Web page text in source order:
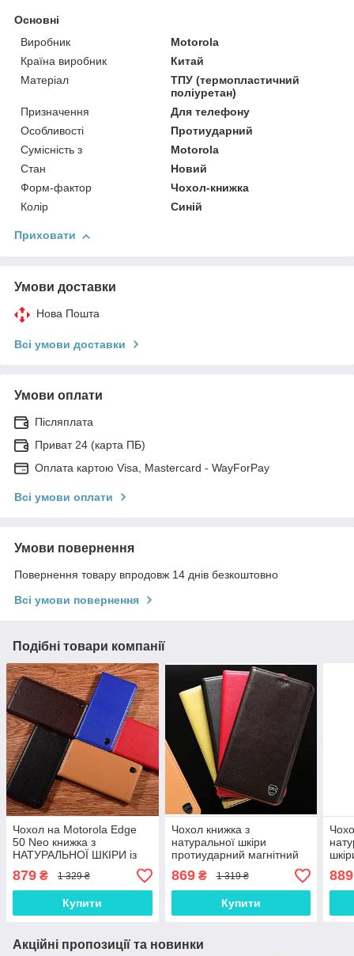
Основні
Виробник
Motorola
Країна виробник
Китай
Матеріал
ТПУ (термопластичний
поліуретан)
Призначення
Для телефону
Особливості
Протиударний
Сумісність з
Motorola
Стан
Новий
Форм-фактор
Чохол-книжка
Колір
Синій
Приховати
Умови доставки
Нова Пошта
Всі умови доставки
Умови оплати
Післяплата
Приват 24 (карта ПБ)
Оплата картою Visa, Mastercard - WayForPay
Всі умови оплати
Умови повернення
Повернення товару впродовж 14 днів безкоштовно
Всі умови повернення
Подібні товари компанії
Чохол на Motorola Edge
50 Neo книжка з
НАТУРАЛЬНОЇ ШКІРИ із
протиударний
магнітний"CLASIC"
879 ₴ 1 329 ₴
Купити
Чохол книжка з
натуральної шкіри
протиударний магнітний
для Motorola Edge 30 Neo
"CLASIC"
869₴ 1 319 ₴
Купити
889
Акційні пропозиції та новинки